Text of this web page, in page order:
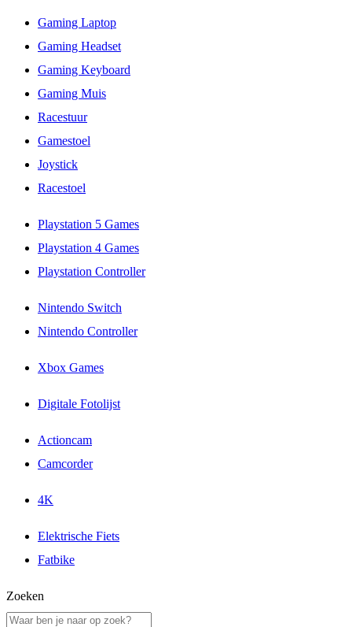
Gaming Laptop
Gaming Headset
Gaming Keyboard
Gaming Muis
Racestuur
Gamestoel
Joystick
Racestoel
Playstation 5 Games
Playstation 4 Games
Playstation Controller
Nintendo Switch
Nintendo Controller
Xbox Games
Digitale Fotolijst
Actioncam
Camcorder
4K
Elektrische Fiets
Fatbike
Zoeken